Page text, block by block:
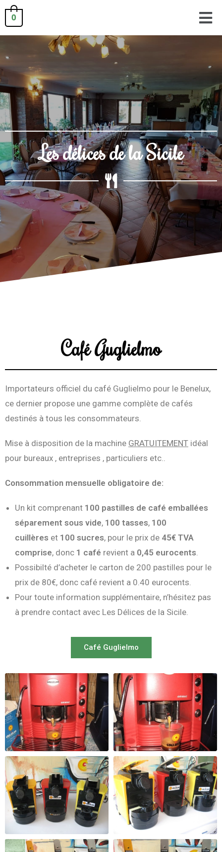
0
Les délices de la Sicile
Café Guglielmo
Importateurs officiel du café Guglielmo pour le Benelux,
ce dernier propose une gamme complète de cafés
destinés à tous les consommateurs.
Mise à disposition de la machine GRATUITEMENT idéal
pour bureaux , entreprises , particuliers etc..
Consommation mensuelle obligatoire de:
Un kit comprenant 100 pastilles de café emballées
séparement sous vide, 100 tasses, 100
cuillères et 100 sucres, pour le prix de 45€ TVA
comprise, donc 1 café revient a 0,45 eurocents.
Possibilté d’acheter le carton de 200 pastilles pour le
prix de 80€, donc café revient a 0.40 eurocents.
Pour toute information supplémentaire, n’hésitez pas
à prendre contact avec Les Délices de la Sicile.
Café Guglielmo